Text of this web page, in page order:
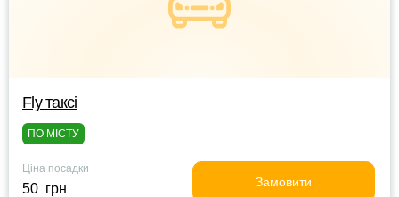
Fly таксі
ПО МІСТУ
Ціна посадки
50 грн Замовити